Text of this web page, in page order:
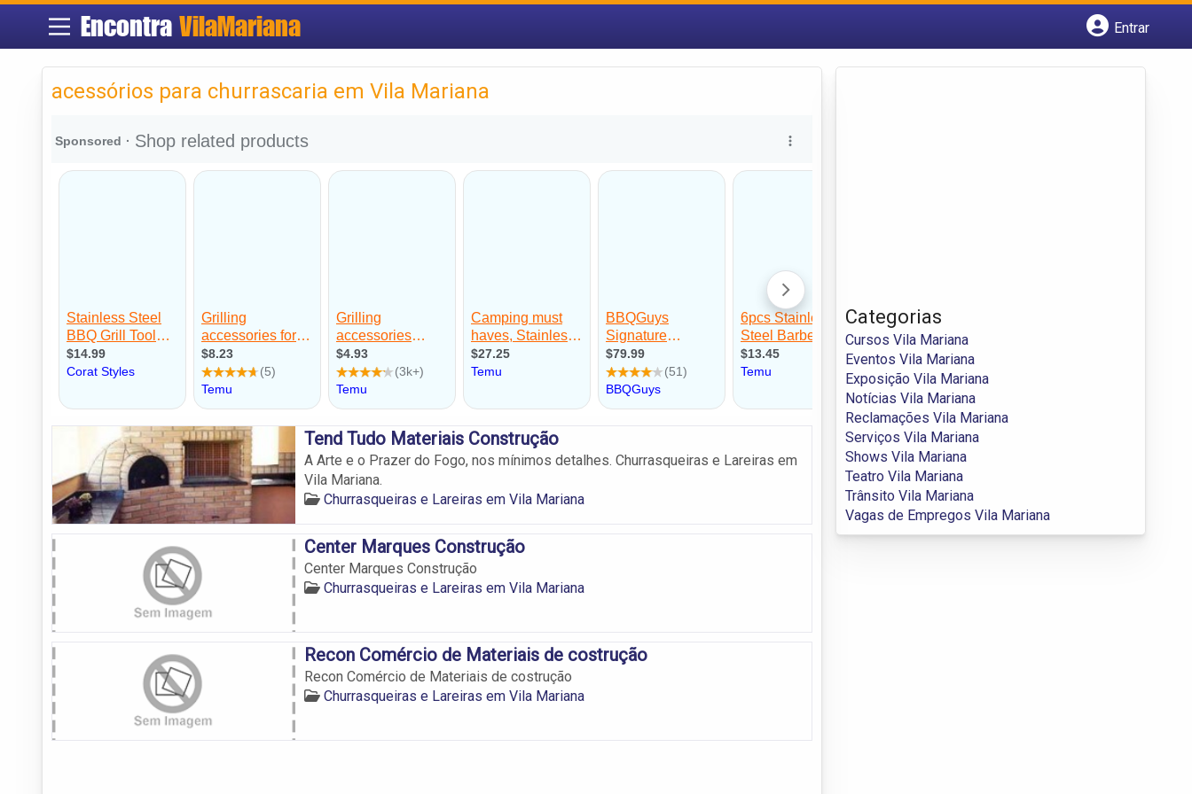
Encontra VilaMariana
Entrar
acessórios para churrascaria em Vila Mariana
Tend Tudo Materiais Construção
A Arte e o Prazer do Fogo, nos mínimos detalhes. Churrasqueiras e Lareiras em
Vila Mariana.
Churrasqueiras e Lareiras em Vila Mariana
Center Marques Construção
Center Marques Construção
Churrasqueiras e Lareiras em Vila Mariana
Recon Comércio de Materiais de costrução
Recon Comércio de Materiais de costrução
Churrasqueiras e Lareiras em Vila Mariana
Categorias
Cursos Vila Mariana
Eventos Vila Mariana
Exposição Vila Mariana
Notícias Vila Mariana
Reclamações Vila Mariana
Serviços Vila Mariana
Shows Vila Mariana
Teatro Vila Mariana
Trânsito Vila Mariana
Vagas de Empregos Vila Mariana